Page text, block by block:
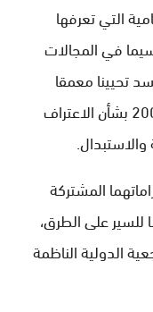
التي تعرفها
سيما في المجالات
تحيينا معمقا
للاتفاق الأصلي المبرم بتاريخ 22 ماي 2003 بشأن الاعتراف
المشتركة
للسير على الطرق،
المرجعية الدولية الناظمة